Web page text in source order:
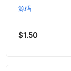
源码
$1.50